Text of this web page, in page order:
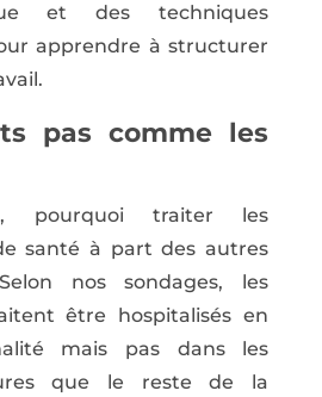
et des techniques
apprendre à structurer
pas comme les
pourquoi traiter les
santé à part des autres
nos sondages, les
être hospitalisés en
mais pas dans les
que le reste de la